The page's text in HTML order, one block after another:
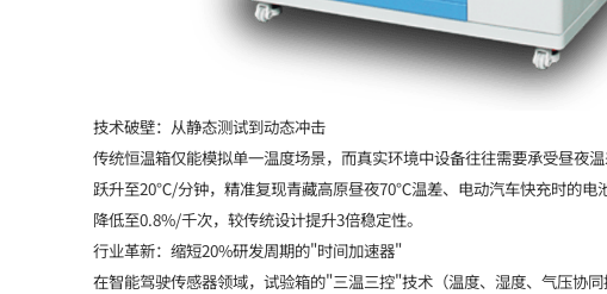
技术破壁：从静态测试到动态冲击
传统恒温箱仅能模拟单一温度场景，而真实环境中设备往往需要承受昼
跃升至20℃/分钟，精准复现青藏高原昼夜70℃温差、电动汽车快充时的
降低至0.8%/千次，较传统设计提升3倍稳定性。
行业革新：缩短20%研发周期的"时间加速器"
在智能驾驶传感器领域，试验箱的"三温三控"技术（温度、湿度、气压协